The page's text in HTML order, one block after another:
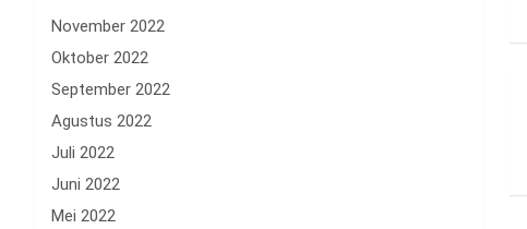
November 2022
Oktober 2022
September 2022
Agustus 2022
Juli 2022
Juni 2022
Mei 2022